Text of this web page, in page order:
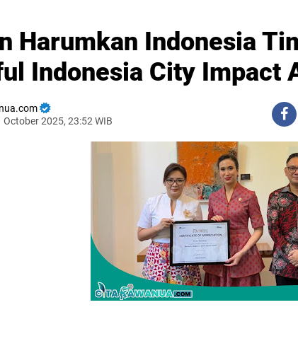
Harumkan Indonesia
Indonesia City Impact
October 2025, 23:52 WIB